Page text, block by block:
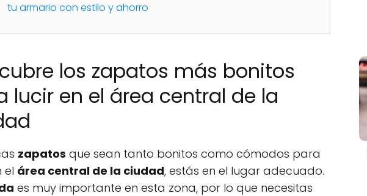
tu armario con estilo y ahorro
los zapatos más bonitos
lucir en el área central de la
zapatos que sean tanto bonitos como cómodos para
el área central de la ciudad, estás en el lugar adecuado.
es muy importante en esta zona, por lo que necesitas